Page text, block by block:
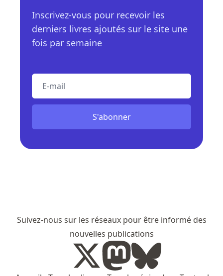
Inscrivez-vous pour recevoir les
derniers livres ajoutés sur le site une
fois par semaine
S'abonner
Suivez-nous sur les réseaux pour être informé des
nouvelles publications